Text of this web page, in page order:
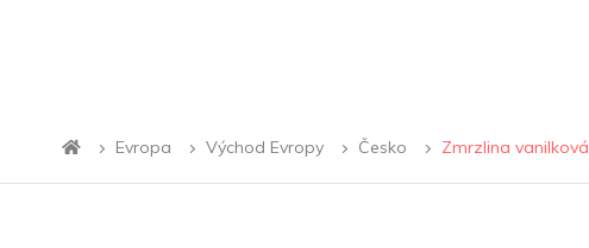
Evropa Východ Evropy Česko Zmrzlina vanilková